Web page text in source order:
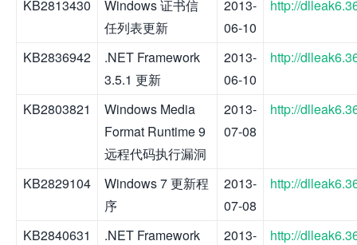
KB2813430
Windows 证书信
任列表更新
2013-
06-10
http://
KB2836942
.NET Framework
3.5.1 更新
2013-
06-10
http://
KB2803821
Windows Media
Format Runtime 9
远程代码执行漏洞
2013-
07-08
http://
KB2829104
Windows 7 更新程
序
2013-
07-08
http://
KB2840631
.NET Framework
2013-
http://